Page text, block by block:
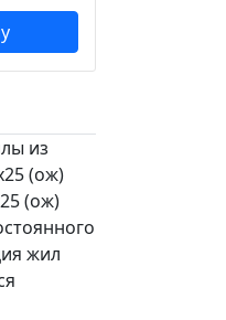
из
(ож)
(ож)
жил